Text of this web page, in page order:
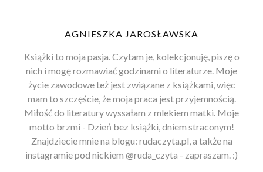
AGNIESZKA JAROSŁAWSKA
Książki to moja pasja. Czytam je, kolekcjonuję, piszę o
nich i mogę rozmawiać godzinami o literaturze. Moje
życie zawodowe też jest związane z książkami, więc
mam to szczęście, że moja praca jest przyjemnością.
Miłość do literatury wyssałam z mlekiem matki. Moje
motto brzmi - Dzień bez książki, dniem straconym!
Znajdziecie mnie na blogu: rudaczyta.pl, a także na
instagramie pod nickiem @ruda_czyta - zapraszam. :)